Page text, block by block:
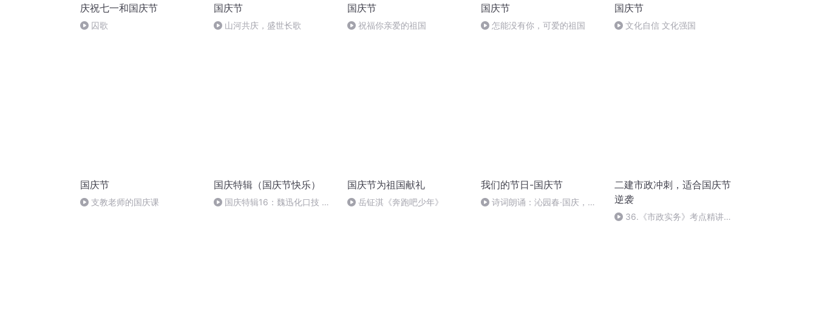
庆祝七一和国庆节
囚歌
国庆节
山河共庆，盛世长歌
国庆节
祝福你亲爱的祖国
国庆节
怎能没有你，可爱的祖国
国庆节
文化自信 文化强国
国庆节
支教老师的国庆课
国庆特辑（国庆节快乐）
国庆特辑16：魏迅化口技 二
国庆节为祖国献礼
岳钲淇《奔跑吧少年》
我们的节日-国庆节
诗词朗诵：沁园春·国庆，朗
二建市政冲刺，适合国庆节
逆袭
36.《市政实务》考点精讲第